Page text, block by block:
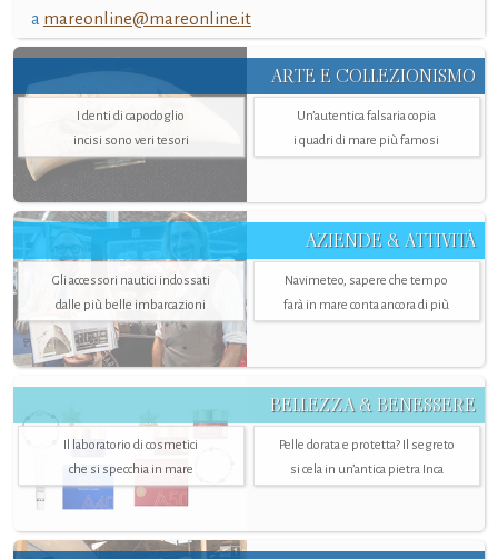
a mareonline@mareonline.it
ARTE E COLLEZIONISMO
I denti di capodoglio
incisi sono veri tesori
Un’autentica falsaria copia
i quadri di mare più famosi
AZIENDE & ATTIVITÀ
Gli accessori nautici indossati
dalle più belle imbarcazioni
Navimeteo, sapere che tempo
farà in mare conta ancora di più
BELLEZZA & BENESSERE
Il laboratorio di cosmetici
che si specchia in mare
Pelle dorata e protetta? Il segreto
si cela in un’antica pietra Inca